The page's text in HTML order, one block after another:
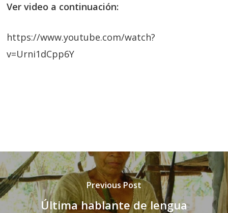
Ver video a continuación:
https://www.youtube.com/watch?
v=Urni1dCpp6Y
Previous Post
Última hablante de lengua